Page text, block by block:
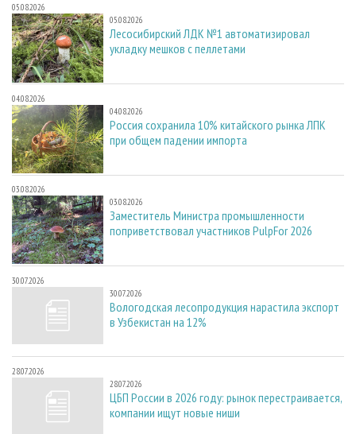
05.08.2026
05.08.2026
Лесосибирский ЛДК №1 автоматизировал
укладку мешков с пеллетами
04.08.2026
04.08.2026
Россия сохранила 10% китайского рынка ЛПК
при общем падении импорта
03.08.2026
03.08.2026
Заместитель Министра промышленности
поприветствовал участников PulpFor 2026
30.07.2026
30.07.2026
Вологодская лесопродукция нарастила экспорт
в Узбекистан на 12%
28.07.2026
28.07.2026
ЦБП России в 2026 году: рынок перестраивается,
компании ищут новые ниши